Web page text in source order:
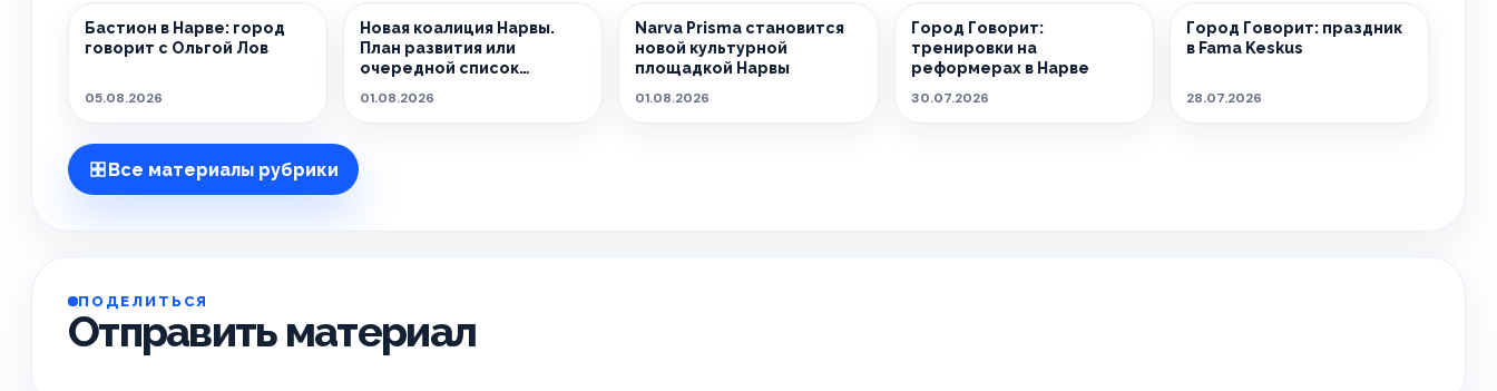
Бастион в Нарве: город
говорит с Ольгой Лов
05.08.2026
Новая коалиция Нарвы.
План развития или
очередной список
01.08.2026
Narva Prisma становится
новой культурной
площадкой Нарвы
01.08.2026
Город Говорит:
тренировки на
реформерах в Нарве
30.07.2026
Город Говорит: праздник
в Fama Keskus
28.07.2026
Все материалы рубрики
ПОДЕЛИТЬСЯ
Отправить материал